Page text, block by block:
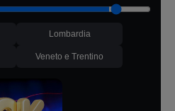
Lombardia
Veneto e Trentino